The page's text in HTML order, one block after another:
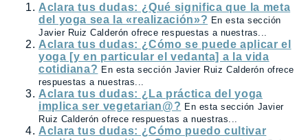
Aclara tus dudas: ¿Qué significa que la meta
del yoga sea la «realización»? En esta sección
Javier Ruiz Calderón ofrece respuestas a nuestras...
Aclara tus dudas: ¿Cómo se puede aplicar el
yoga [y en particular el vedanta] a la vida
cotidiana? En esta sección Javier Ruiz Calderón ofrece
respuestas a nuestras...
Aclara tus dudas: ¿La práctica del yoga
implica ser vegetarian@? En esta sección Javier
Ruiz Calderón ofrece respuestas a nuestras...
Aclara tus dudas: ¿Cómo puedo cultivar